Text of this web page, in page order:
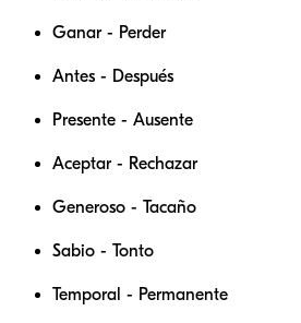
Ganar - Perder
Antes - Después
Presente - Ausente
Aceptar - Rechazar
Generoso - Tacaño
Sabio - Tonto
Temporal - Permanente